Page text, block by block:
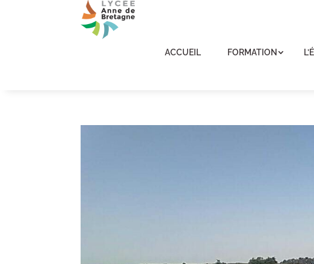
ACCUEIL FORMATION